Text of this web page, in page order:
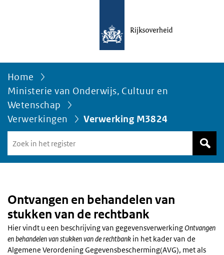
Home
Ministerie van Onderwijs, Cultuur en
Wetenschap
Verwerkingen
Verwerking M3824
in
het
Ontvangen en behandelen van
stukken van de rechtbank
Hier vindt u een beschrijving van gegevensverwerking Ontvangen
en behandelen van stukken van de rechtbank in het kader van de
Algemene Verordening Gegevensbescherming(AVG), met als